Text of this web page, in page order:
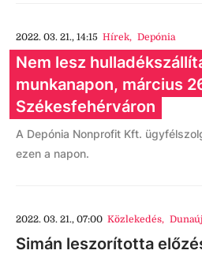
2022. 03. 21., 14:15 Hírek, Depónia
Nem lesz
munkanapon, március
Székesfehérváron
A Depónia Nonprofit Kft.
ezen a napon.
2022. 03. 21., 07:00 Közlekedés,
Simán leszorította